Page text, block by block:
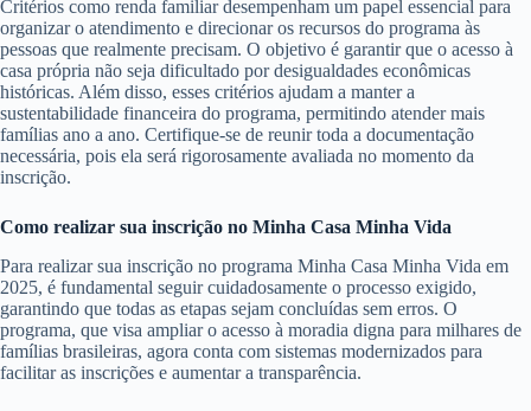
Critérios como renda familiar desempenham um papel essencial para
organizar o atendimento e direcionar os recursos do programa às
pessoas que realmente precisam. O objetivo é garantir que o acesso à
casa própria não seja dificultado por desigualdades econômicas
históricas. Além disso, esses critérios ajudam a manter a
sustentabilidade financeira do programa, permitindo atender mais
famílias ano a ano. Certifique-se de reunir toda a documentação
necessária, pois ela será rigorosamente avaliada no momento da
inscrição.
Como realizar sua inscrição no Minha Casa Minha Vida
Para realizar sua inscrição no programa Minha Casa Minha Vida em
2025, é fundamental seguir cuidadosamente o processo exigido,
garantindo que todas as etapas sejam concluídas sem erros. O
programa, que visa ampliar o acesso à moradia digna para milhares de
famílias brasileiras, agora conta com sistemas modernizados para
facilitar as inscrições e aumentar a transparência.